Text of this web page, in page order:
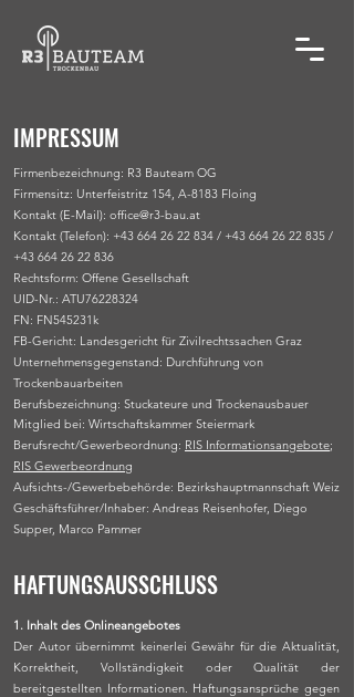
IMPRESSUM
Firmenbezeichnung: R3 Bauteam OG
Firmensitz: Unterfeistritz 154, A-8183 Floing
Kontakt (E-Mail): office@r3-bau.at
Kontakt (Telefon): +43 664 26 22 834 / +43 664 26 22 835 /
+43 664 26 22 836
Rechtsform: Offene Gesellschaft
UID-Nr.: ATU76228324
FN: FN545231k
FB-Gericht: Landesgericht für Zivilrechtssachen Graz
Unternehmensgegenstand: Durchführung von
Trockenbauarbeiten
Berufsbezeichnung: Stuckateure und Trockenausbauer
​Mitglied bei: Wirtschaftskammer Steiermark
Berufsrecht/Gewerbeordnung: RIS Informationsangebote;
RIS Gewerbeordnung
Aufsichts-/Gewerbebehörde: Bezirkshauptmannschaft Weiz
Geschäftsführer/Inhaber: Andreas Reisenhofer, Diego
Supper, Marco Pammer
HAFTUNGSAUSSCHLUSS
1. Inhalt des Onlineangebotes
Der Autor übernimmt keinerlei Gewähr für die Aktualität,
Korrektheit, Vollständigkeit oder Qualität der
bereitgestellten Informationen. Haftungsansprüche gegen